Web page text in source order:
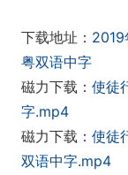
下载地址： 2019
粤双语中字
磁力下载： 使徒
字.mp4
磁力下载： 使徒
双语中字.mp4